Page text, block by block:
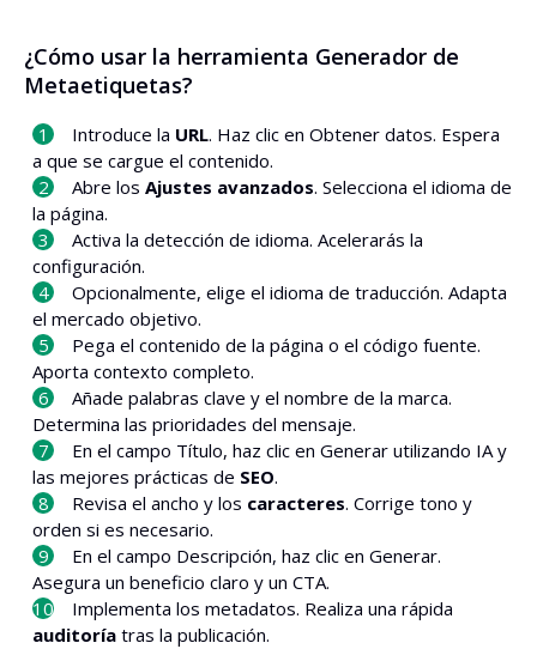
¿Cómo usar la herramienta Generador de
Metaetiquetas?
Introduce la URL. Haz clic en Obtener datos. Espera
a que se cargue el contenido.
Abre los Ajustes avanzados. Selecciona el idioma de
la página.
Activa la detección de idioma. Acelerarás la
configuración.
Opcionalmente, elige el idioma de traducción. Adapta
el mercado objetivo.
Pega el contenido de la página o el código fuente.
Aporta contexto completo.
Añade palabras clave y el nombre de la marca.
Determina las prioridades del mensaje.
En el campo Título, haz clic en Generar utilizando IA y
las mejores prácticas de SEO.
Revisa el ancho y los caracteres. Corrige tono y
orden si es necesario.
En el campo Descripción, haz clic en Generar.
Asegura un beneficio claro y un CTA.
Implementa los metadatos. Realiza una rápida
auditoría tras la publicación.